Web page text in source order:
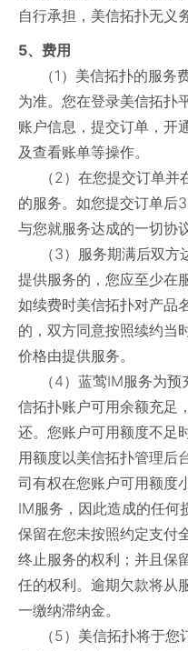
自行承担，美信拓扑无义
5、费用
（1）美信拓扑的服
为准。您在登录美信拓扑
账户信息，提交订单，开
及查看账单等操作。
（2）在您提交订单
的服务。如您提交订单后
与您就服务达成的一切协
（3）服务期满后双
提供服务的，您应至少在
如续费时美信拓扑对产品
的，双方同意按照续约当
价格由提供服务。
（4）蓝莺IM服务为
信拓扑账户可用余额充足
还。您账户可用额度不足
用额度以美信拓扑管理后
司有权在您账户可用额度
IM服务，因此造成的任何
保留在您未按照约定支付
终止服务的权利；并且保
任的权利。逾期欠款将从
一缴纳滞纳金。
（5）美信拓扑将于